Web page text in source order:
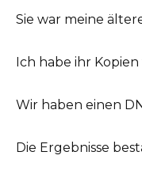
Sie war meine
Ich habe ihr
Wir haben einen
Die Ergebnisse